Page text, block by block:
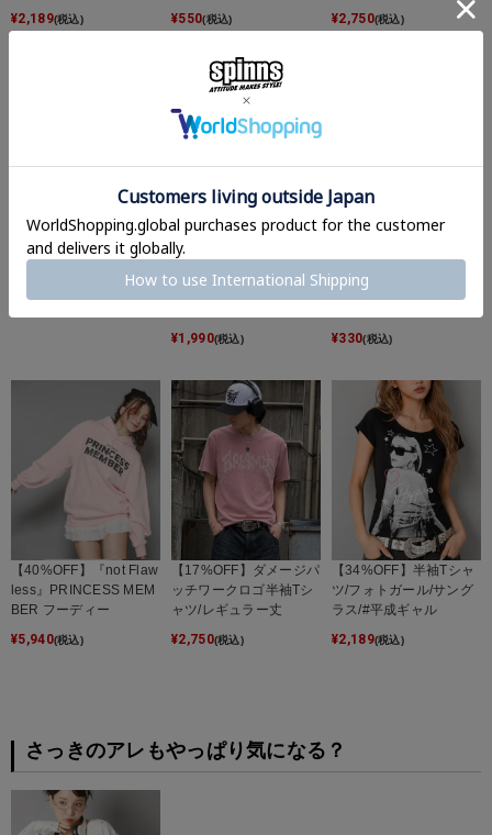
¥2,189(税込) ¥550(税込) ¥2,750(税込)
【21%OFF】半袖ポロシ
2,189(税込)
【28%OFF】フリルティ
レエコア/インナーパン
¥1,990(税込)
メタルリボン＜メール便
¥330(税込)
【40%OFF】『not Flaw
less』PRINCESS MEM
BER フーディー
¥5,940(税込)
【17%OFF】ダメージパ
ッチワークロゴ半袖Tシ
ャツ/レギュラー丈
¥2,750(税込)
【34%OFF】半袖Tシャ
ツ/フォトガール/サング
ラス/#平成ギャル
¥2,189(税込)
さっきのアレもやっぱり気になる？